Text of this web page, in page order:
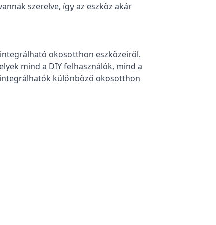
szerelve, így az eszköz akár
okosotthon eszközeiről.
mind a DIY felhasználók, mind a
különböző okosotthon